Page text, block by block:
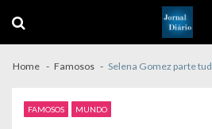
navigation
content
Home Famosos Selena Gomez parte
FAMOSOS MUNDO